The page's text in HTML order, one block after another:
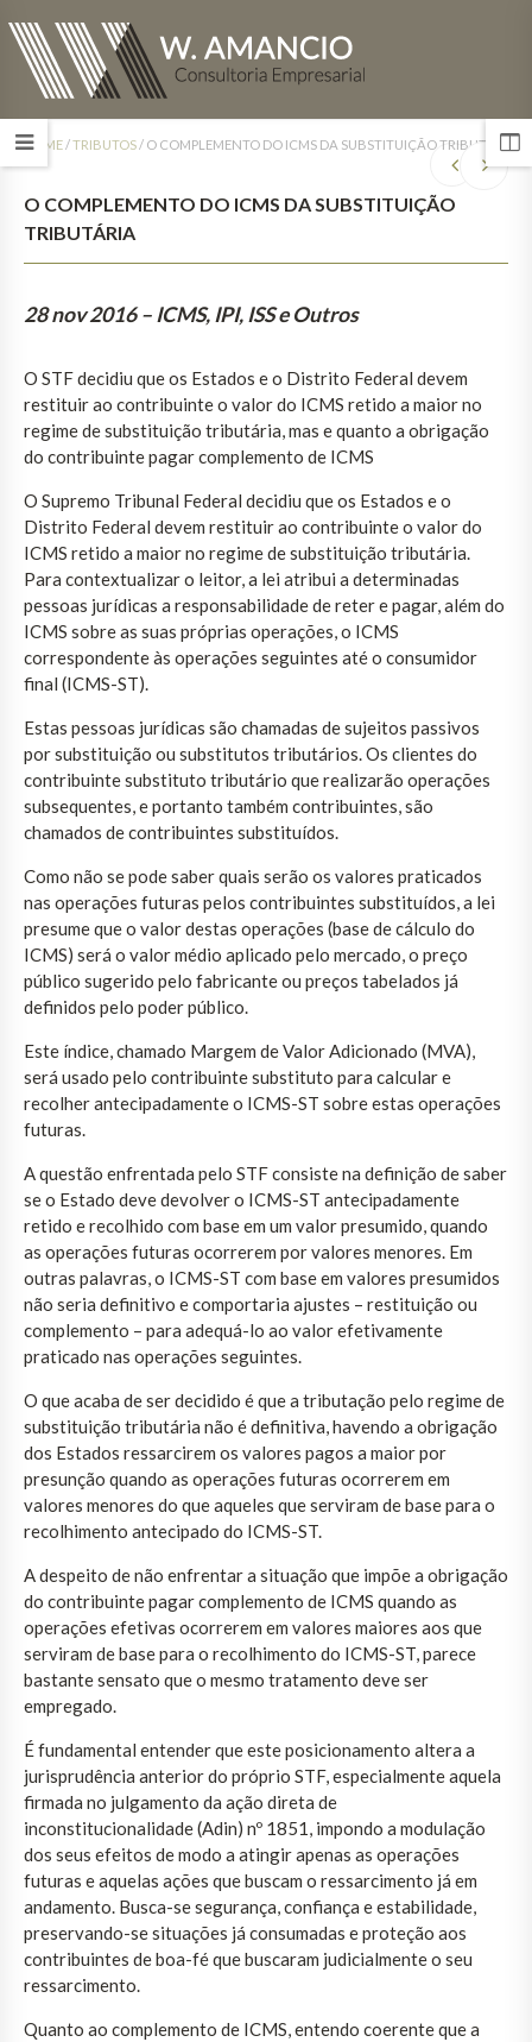
HOME/TRIBUTOS/ O COMPLEMENTO DO ICMS DA SUBSTITUIÇÃO TRIBUTÁRIA
O COMPLEMENTO DO ICMS DA SUBSTITUIÇÃO
TRIBUTÁRIA
28 nov 2016 – ICMS, IPI, ISS e Outros
O STF decidiu que os Estados e o Distrito Federal devem
restituir ao contribuinte o valor do ICMS retido a maior no
regime de substituição tributária, mas e quanto a obrigação
do contribuinte pagar complemento de ICMS
O Supremo Tribunal Federal decidiu que os Estados e o
Distrito Federal devem restituir ao contribuinte o valor do
ICMS retido a maior no regime de substituição tributária.
Para contextualizar o leitor, a lei atribui a determinadas
pessoas jurídicas a responsabilidade de reter e pagar, além do
ICMS sobre as suas próprias operações, o ICMS
correspondente às operações seguintes até o consumidor
final (ICMS-ST).
Estas pessoas jurídicas são chamadas de sujeitos passivos
por substituição ou substitutos tributários. Os clientes do
contribuinte substituto tributário que realizarão operações
subsequentes, e portanto também contribuintes, são
chamados de contribuintes substituídos.
Como não se pode saber quais serão os valores praticados
nas operações futuras pelos contribuintes substituídos, a lei
presume que o valor destas operações (base de cálculo do
ICMS) será o valor médio aplicado pelo mercado, o preço
público sugerido pelo fabricante ou preços tabelados já
definidos pelo poder público.
Este índice, chamado Margem de Valor Adicionado (MVA),
será usado pelo contribuinte substituto para calcular e
recolher antecipadamente o ICMS-ST sobre estas operações
futuras.
A questão enfrentada pelo STF consiste na definição de saber
se o Estado deve devolver o ICMS-ST antecipadamente
retido e recolhido com base em um valor presumido, quando
as operações futuras ocorrerem por valores menores. Em
outras palavras, o ICMS-ST com base em valores presumidos
não seria definitivo e comportaria ajustes – restituição ou
complemento – para adequá-lo ao valor efetivamente
praticado nas operações seguintes.
O que acaba de ser decidido é que a tributação pelo regime de
substituição tributária não é definitiva, havendo a obrigação
dos Estados ressarcirem os valores pagos a maior por
presunção quando as operações futuras ocorrerem em
valores menores do que aqueles que serviram de base para o
recolhimento antecipado do ICMS-ST.
A despeito de não enfrentar a situação que impõe a obrigação
do contribuinte pagar complemento de ICMS quando as
operações efetivas ocorrerem em valores maiores aos que
serviram de base para o recolhimento do ICMS-ST, parece
bastante sensato que o mesmo tratamento deve ser
empregado.
É fundamental entender que este posicionamento altera a
jurisprudência anterior do próprio STF, especialmente aquela
firmada no julgamento da ação direta de
inconstitucionalidade (Adin) nº 1851, impondo a modulação
dos seus efeitos de modo a atingir apenas as operações
futuras e aquelas ações que buscam o ressarcimento já em
andamento. Busca-se segurança, confiança e estabilidade,
preservando-se situações já consumadas e proteção aos
contribuintes de boa-fé que buscaram judicialmente o seu
ressarcimento.
Quanto ao complemento de ICMS, entendo coerente que a